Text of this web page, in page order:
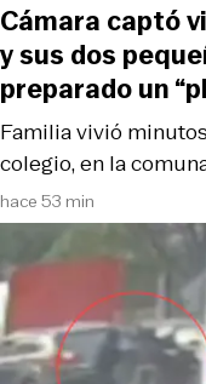
hace 53 min
Familia vivió
colegio, en la
Cámara captó
y sus dos
preparado un